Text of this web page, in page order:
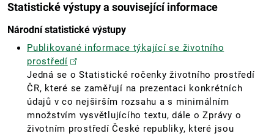
Statistické výstupy a související informace
Národní statistické výstupy
Publikované informace týkající se životního
prostředí
Jedná se o Statistické ročenky životního prostředí
ČR, které se zaměřují na prezentaci konkrétních
údajů v co nejširším rozsahu a s minimálním
množstvím vysvětlujícího textu, dále o Zprávy o
životním prostředí České republiky, které jsou